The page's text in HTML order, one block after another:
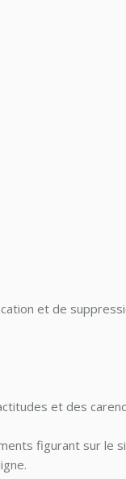
et de
et des
figurant sur le